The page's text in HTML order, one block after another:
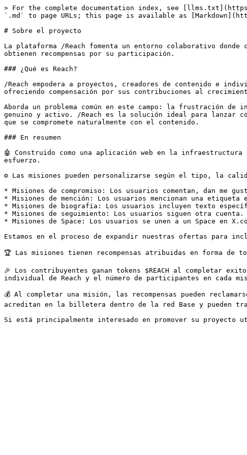
> For the complete documentation index, see
`.md` to page URLs; this page is available as
# Sobre el proyecto
La plataforma /Reach fomenta un entorno colaborativo
obtienen recompensas por su participación.
### ¿Qué es Reach?
/Reach empodera a proyectos, creadores de contenido e
ofreciendo compensación por sus contribuciones al
Aborda un problema común en este campo: la frustración
genuino y activo. /Reach es la solución ideal para lanzar
que se compromete naturalmente con el contenido.
### En resumen
🤖 Construido como una aplicación web en la
esfuerzo.
⚙️ Las misiones pueden personalizarse según el tipo, la
* Misiones de compromiso: Los usuarios comentan, dan me
* Misiones de mención: Los usuarios mencionan una etiqueta
* Misiones de biografía: Los usuarios incluyen texto
* Misiones de seguimiento: Los usuarios siguen otra cuenta.
* Misiones de Space: Los usuarios se unen a un Space en
Estamos en el proceso de expandir nuestras ofertas para
🏆 Las misiones tienen recompensas atribuidas en forma de
🎉 Los contribuyentes ganan tokens $REACH al completar
individual de Reach y el número de participantes en cada
💰 Al completar una misión, las recompensas pueden
acreditan en la billetera dentro de la red Base y pueden